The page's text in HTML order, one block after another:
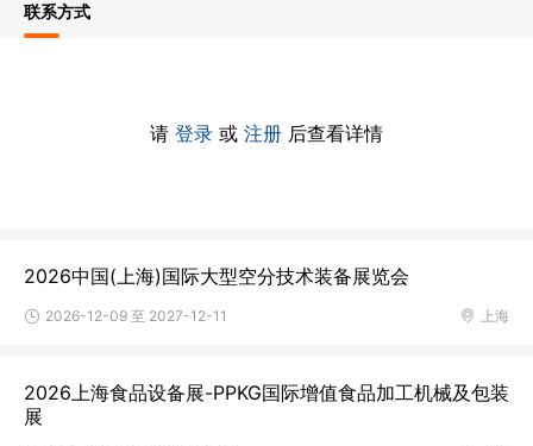
联系方式
请 登录 或 注册 后查看详情
2026中国(上海)国际大型空分技术装备展览会
上海
2026-12-09 至 2027-12-11
2026上海食品设备展-PPKG国际增值食品加工机械及包装
展